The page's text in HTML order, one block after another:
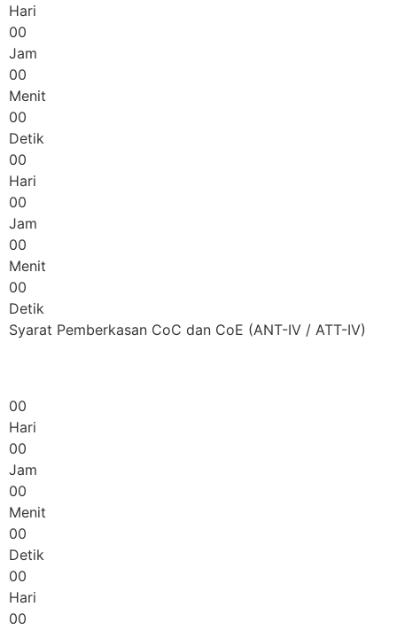
Hari
00
Jam
00
Menit
00
Detik
00
Hari
00
Jam
00
Menit
00
Detik
Syarat Pemberkasan CoC dan CoE (ANT-IV / ATT-IV)
00
Hari
00
Jam
00
Menit
00
Detik
00
Hari
00